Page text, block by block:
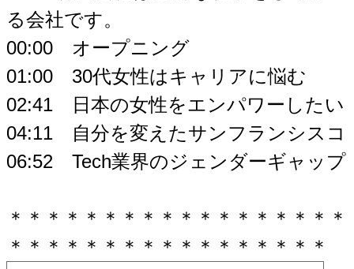
る会社です。
00:00 オープニング
01:00 30代女性はキャリアに悩む
02:41 日本の女性をエンパワーしたい
04:11 自分を変えたサンフランシスコ
06:52 Tech業界のジェンダーギャップ
＊＊＊＊＊＊＊＊＊＊＊＊＊＊＊＊＊＊
＊＊＊＊＊＊＊＊＊＊＊＊＊＊＊＊＊